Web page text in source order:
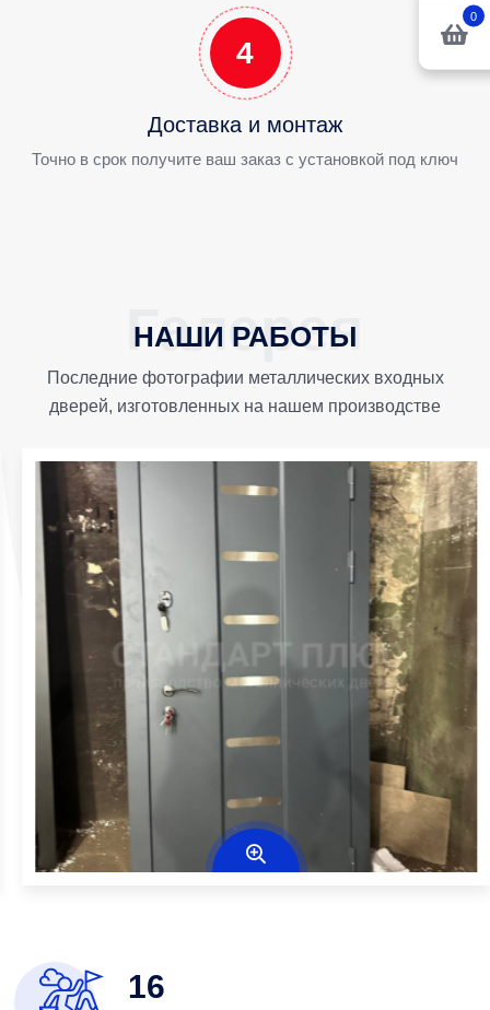
0
4
Доставка и монтаж
Точно в срок получите ваш заказ с установкой под ключ
НАШИ РАБОТЫ
Последние фотографии металлических входных
дверей, изготовленных на нашем производстве
16